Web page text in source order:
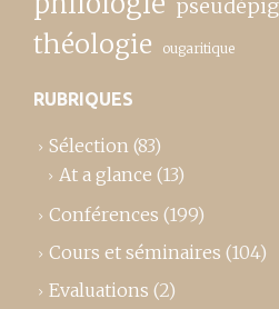
théologie ougaritique
RUBRIQUES
Sélection (83)
At a glance (13)
Conférences (199)
Cours et séminaires (104)
Evaluations (2)